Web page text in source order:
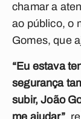
chamar a
ao público, o
Gomes, que
“Eu estava
segurança
subir, João
me ajudar”,